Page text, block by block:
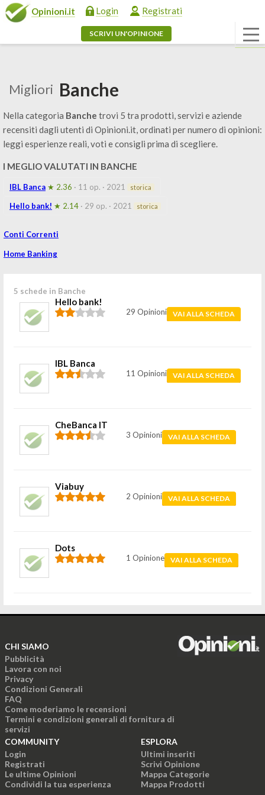
Opinioni.it Login Registrati
SCRIVI UN'OPINIONE
Migliori Banche
Nella categoria Banche trovi 5 tra prodotti, servizi e aziende
recensiti dagli utenti di Opinioni.it, ordinati per numero di opinioni:
leggi esperienze reali, voti e consigli prima di scegliere.
I MEGLIO VALUTATI IN BANCHE
IBL Banca ★ 2.36 · 11 op. · 2021 storica
Hello bank! ★ 2.14 · 29 op. · 2021 storica
Conti Correnti
Home Banking
5 schede in Banche
Hello bank!
29 Opinioni VAI ALLA SCHEDA
IBL Banca
11 Opinioni VAI ALLA SCHEDA
CheBanca IT
3 Opinioni VAI ALLA SCHEDA
Viabuy
2 Opinioni VAI ALLA SCHEDA
Dots
1 Opinione VAI ALLA SCHEDA
CHI SIAMO
Pubblicità
Lavora con noi
Privacy
Condizioni Generali
FAQ
Come moderiamo le recensioni
Termini e condizioni generali di fornitura di
servizi
COMMUNITY
Login
Registrati
Le ultime Opinioni
Condividi la tua esperienza
ESPLORA
Ultimi inseriti
Scrivi Opinione
Mappa Categorie
Mappa Prodotti